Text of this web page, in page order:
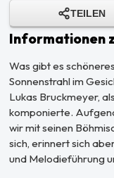
TEILEN
Informationen
Was gibt es
Sonnenstrahl im
Lukas Bruckmeyer,
komponierte.
wir mit seinen
sich, erinnert sich
und Melodieführung